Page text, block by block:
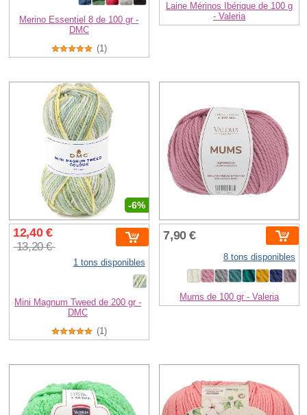
Merino Essentiel 8 de 100 gr -
DMC
(1)
Laine Mérinos Ibérique de 100 g
- Valeria
-6%
12,40 €
13,20 €
1 tons disponibles
Mini Magnum Tweed de 200 gr -
DMC
(1)
7,90 €
8 tons disponibles
Mums de 100 gr - Valeria